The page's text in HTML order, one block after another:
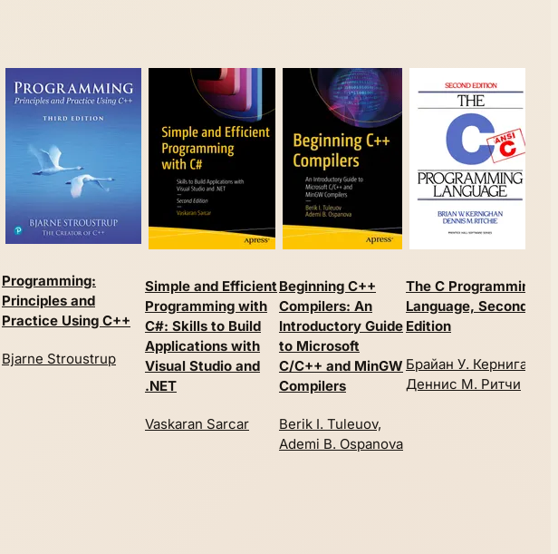
Programming:
Principles and
Practice Using C++
Bjarne Stroustrup
Simple and Efficient
Programming with
C#: Skills to Build
Applications with
Visual Studio and
.NET
Vaskaran Sarcar
Beginning C++
Compilers: An
Introductory Guide
to Microsoft
C/C++ and MinGW
Compilers
Berik I. Tuleuov,
Ademi B. Ospanova
The C Programming
Language, Second
Edition
Брайан У. Керниган,
Деннис М. Ритчи